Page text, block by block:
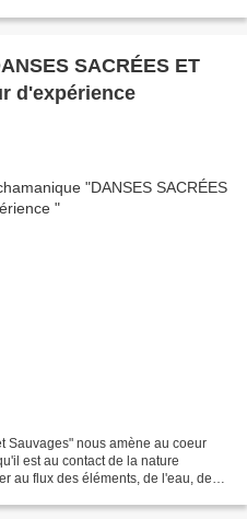
SACRÉES ET
d'expérience
Sauvages" nous amène au coeur
est au contact de la nature
au flux des éléments, de l'eau, de